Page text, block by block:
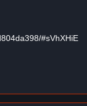
#sVhXHiE